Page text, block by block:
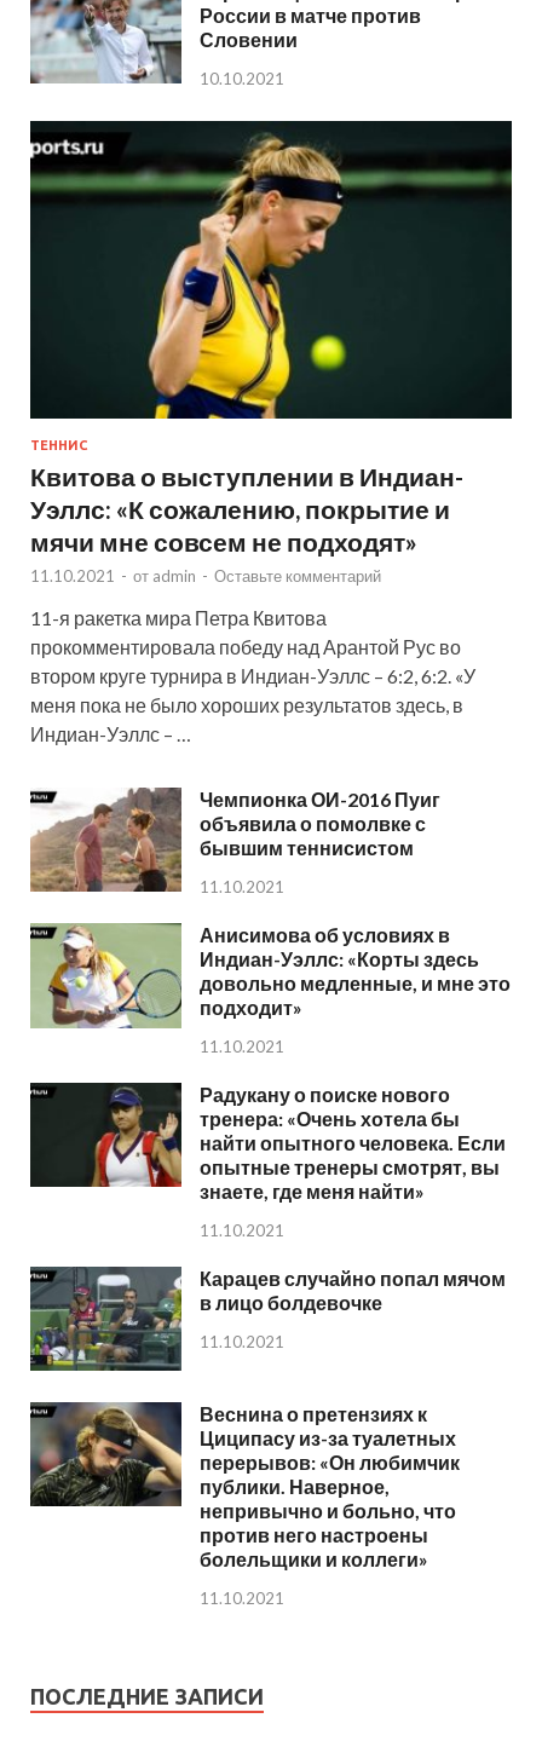
России в матче против
Словении
10.10.2021
ТЕННИС
Квитова о выступлении в Индиан-
Уэллс: «К сожалению, покрытие и
мячи мне совсем не подходят»
11.10.2021 - от admin - Оставьте комментарий
11-я ракетка мира Петра Квитова
прокомментировала победу над Арантой Рус во
втором круге турнира в Индиан-Уэллс – 6:2, 6:2. «У
меня пока не было хороших результатов здесь, в
Индиан-Уэллс – …
Чемпионка ОИ-2016 Пуиг
объявила о помолвке с
бывшим теннисистом
11.10.2021
Анисимова об условиях в
Индиан-Уэллс: «Корты здесь
довольно медленные, и мне это
подходит»
11.10.2021
Радукану о поиске нового
тренера: «Очень хотела бы
найти опытного человека. Если
опытные тренеры смотрят, вы
знаете, где меня найти»
11.10.2021
Карацев случайно попал мячом
в лицо болдевочке
11.10.2021
Веснина о претензиях к
Циципасу из-за туалетных
перерывов: «Он любимчик
публики. Наверное,
непривычно и больно, что
против него настроены
болельщики и коллеги»
11.10.2021
ПОСЛЕДНИЕ ЗАПИСИ